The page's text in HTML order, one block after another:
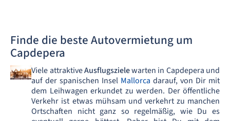
Finde die beste Autovermietung um
Capdepera
Viele attraktiveAusflugszielewarten in Capdepera und
auf der spanischen Insel Mallorca darauf, von Dir mit
dem Leihwagen erkundet zu werden. Der öffentliche
Verkehr ist etwas mühsam und verkehrt zu manchen
Ortschaften nicht ganz so regelmäßig, wie Du es